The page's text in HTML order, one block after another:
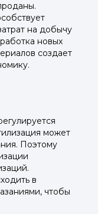
на добычу
новых
создает
может
Поэтому
в
чтобы